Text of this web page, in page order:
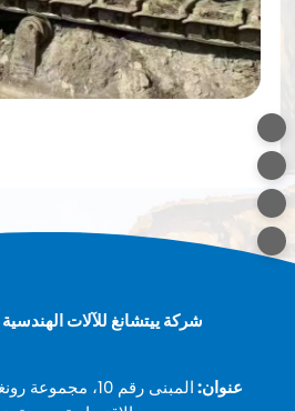
شركة ييتشانغ للآلات
عنوان:
المبنى رقم 10،